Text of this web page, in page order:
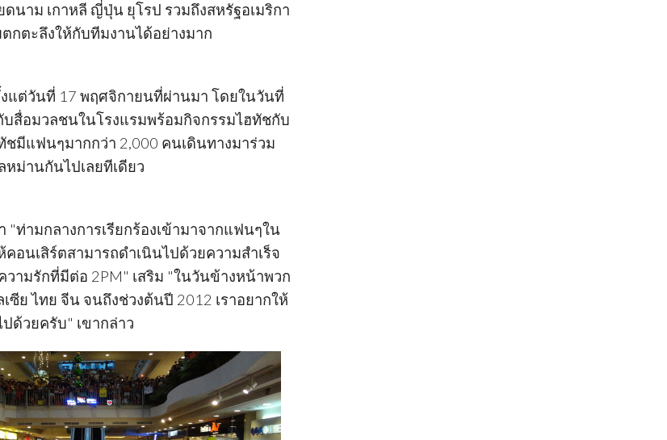
ดนาม เกาหลี ญี่ปุ่น ยุโรป รวมถึงสหรัฐอเมริกา
กตะลึงให้กับทีมงานได้อย่างมาก
งแต่วันที่ 17 พฤศจิกายนที่ผ่านมา โดยในวันที่
สื่อมวลชนในโรงแรมพร้อมกิจกรรมไฮทัชกับ
มีแฟนๆมากกว่า 2,000 คนเดินทางมาร่วม
หม่านกันไปเลยทีเดียว
า "ท่ามกลางการเรียกร้องเข้ามาจากแฟนๆใน
คอนเสิร์ตสามารถดำเนินไปด้วยความสำเร็จ
ามรักที่มีต่อ 2PM" เสริม "ในวันข้างหน้าพวก
ซีย ไทย จีน จนถึงช่วงต้นปี 2012 เราอยากให้
ด้วยครับ" เขากล่าว